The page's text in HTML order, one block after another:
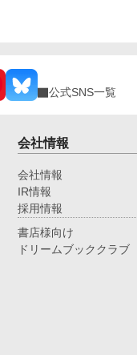
公式SNS一覧
会社情報
会社情報
IR情報
採用情報
書店様向け
ドリームブッククラブ